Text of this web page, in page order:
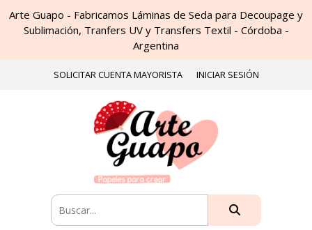
Arte Guapo - Fabricamos Láminas de Seda para Decoupage y
Sublimación, Tranfers UV y Transfers Textil - Córdoba -
Argentina
SOLICITAR CUENTA MAYORISTA INICIAR SESIÓN